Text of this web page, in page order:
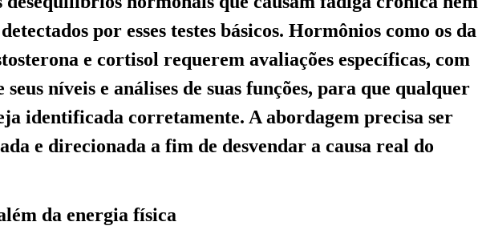
por esses testes básicos. Hormônios como os da
e cortisol requerem avaliações específicas, com
seus níveis e análises de suas funções, para que qualquer
identificada corretamente. A abordagem precisa ser
e direcionada a fim de desvendar a causa real do
da energia física